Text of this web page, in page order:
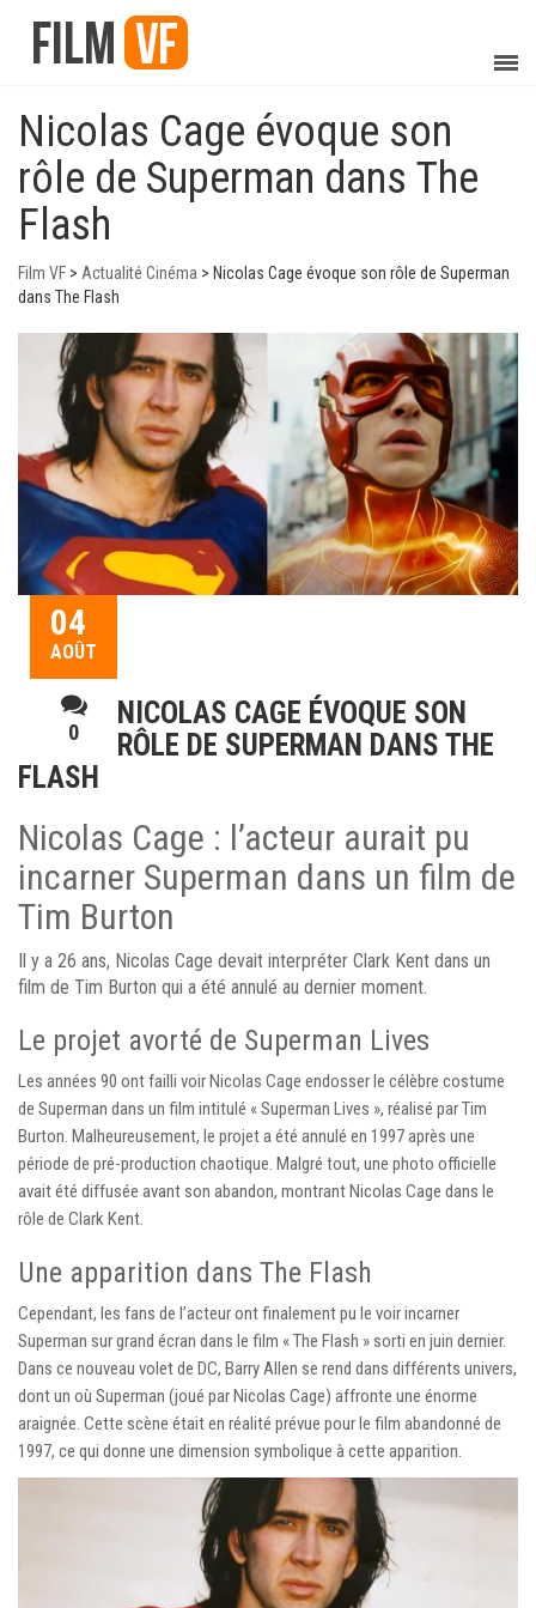
​​Nicolas Cage évoque son
rôle de Superman dans The
Flash
Film VF > Actualité Cinéma > ​​Nicolas Cage évoque son rôle de Superman
dans The Flash
04
AOÛT
0
​​NICOLAS CAGE ÉVOQUE SON
RÔLE DE SUPERMAN DANS THE
FLASH
Nicolas Cage : l’acteur aurait pu
incarner Superman dans un film de
Tim Burton
Il y a 26 ans, Nicolas Cage devait interpréter Clark Kent dans un
film de Tim Burton qui a été annulé au dernier moment.
Le projet avorté de Superman Lives
Les années 90 ont failli voir Nicolas Cage endosser le célèbre costume
de Superman dans un film intitulé « Superman Lives », réalisé par Tim
Burton. Malheureusement, le projet a été annulé en 1997 après une
période de pré-production chaotique. Malgré tout, une photo officielle
avait été diffusée avant son abandon, montrant Nicolas Cage dans le
rôle de Clark Kent.
Une apparition dans The Flash
Cependant, les fans de l’acteur ont finalement pu le voir incarner
Superman sur grand écran dans le film « The Flash » sorti en juin dernier.
Dans ce nouveau volet de DC, Barry Allen se rend dans différents univers,
dont un où Superman (joué par Nicolas Cage) affronte une énorme
araignée. Cette scène était en réalité prévue pour le film abandonné de
1997, ce qui donne une dimension symbolique à cette apparition.